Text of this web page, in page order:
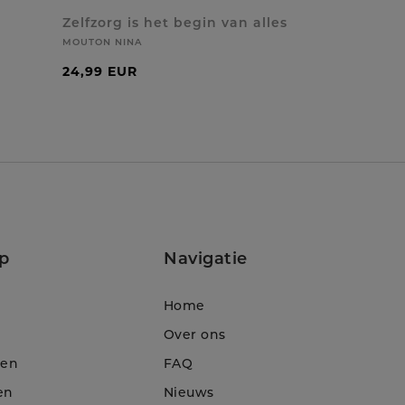
Zelfzorg is het begin van alles
MOUTON NINA
24,99 EUR
Navigatie
Home
Over ons
FAQ
Nieuws